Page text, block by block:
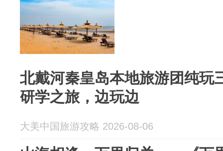
北戴河秦皇岛本地旅游团纯玩
研学之旅，边玩边
大美中国旅游攻略 2026-08-06